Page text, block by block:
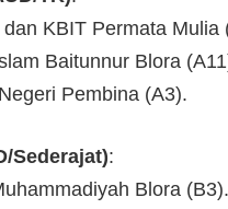
KBIT Permata Mulia
Baitunnur Blora
Pembina (A3).
Sederajat):
Blora (B3).